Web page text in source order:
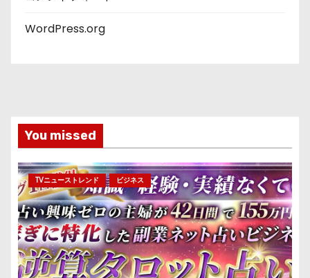
WordPress.org
You missed
TVニューストレンド ビジネス